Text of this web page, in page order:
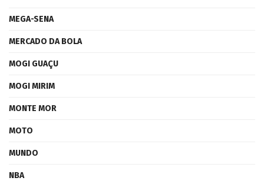
MEGA-SENA
MERCADO DA BOLA
MOGI GUAÇU
MOGI MIRIM
MONTE MOR
MOTO
MUNDO
NBA